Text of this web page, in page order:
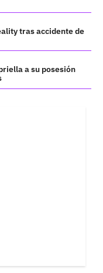
tras accidente de
a su posesión